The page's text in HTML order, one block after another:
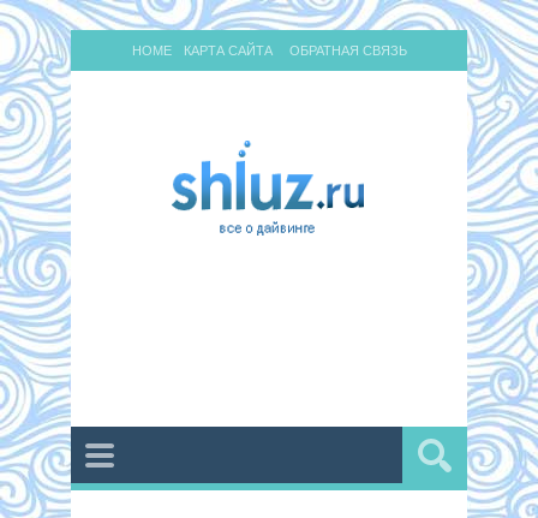
HOME КАРТА САЙТА ОБРАТНАЯ СВЯЗЬ